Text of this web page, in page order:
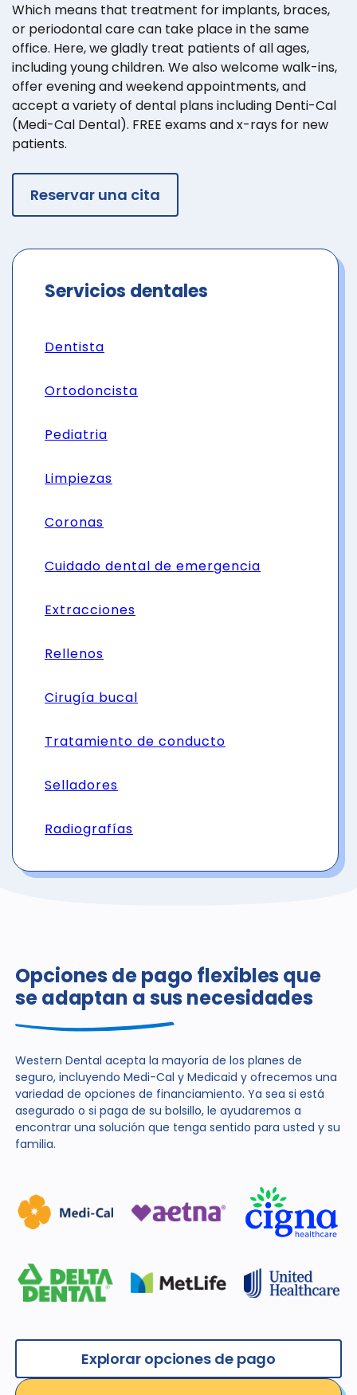
Which means that treatment for implants, braces,
or periodontal care can take place in the same
office. Here, we gladly treat patients of all ages,
including young children. We also welcome walk-ins,
offer evening and weekend appointments, and
accept a variety of dental plans including Denti-Cal
(Medi-Cal Dental). FREE exams and x-rays for new
patients.
Reservar una cita
Servicios dentales
Dentista
Ortodoncista
Pediatria
Limpiezas
Coronas
Cuidado dental de emergencia
Extracciones
Rellenos
Cirugía bucal
Tratamiento de conducto
Selladores
Radiografías
Opciones de pago flexibles que
se adaptan a sus necesidades
Western Dental acepta la mayoría de los planes de
seguro, incluyendo Medi-Cal y Medicaid y ofrecemos una
variedad de opciones de financiamiento. Ya sea si está
asegurado o si paga de su bolsillo, le ayudaremos a
encontrar una solución que tenga sentido para usted y su
familia.
Explorar opciones de pago